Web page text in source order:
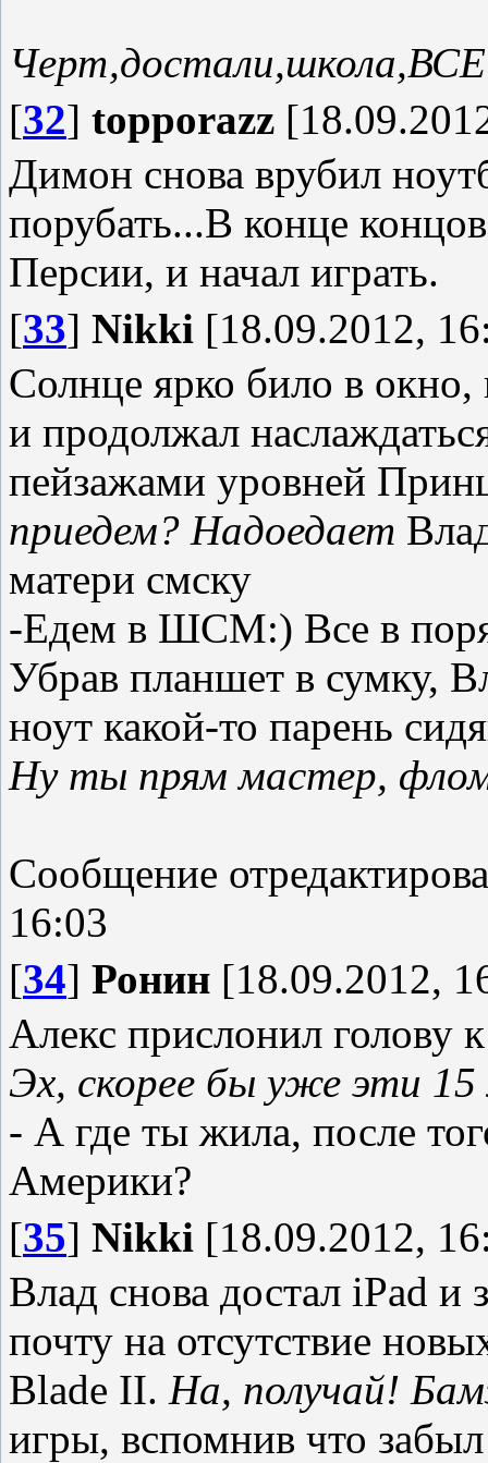
[32] topporazz
Димон снова врубил
порубать...В конце
Персии, и начал играть.
[33] Nikki [18.09.2012,
Солнце ярко било в окно,
и продолжал
пейзажами уровней
приедем? Надоедает
матери смску
-Едем в ШСМ:) Все в
Убрав планшет в сумку,
ноут какой-то парень
Ну ты прям мастер,
Сообщение
16:03
[34] Ронин [18.09.2012,
Алекс прислонил голову
Эх, скорее бы уже эти
- А где ты жила, после
Америки?
[35] Nikki [18.09.2012,
Влад снова достал iPad и
почту на отсутствие
Blade II. На, получай!
игры, вспомнив что